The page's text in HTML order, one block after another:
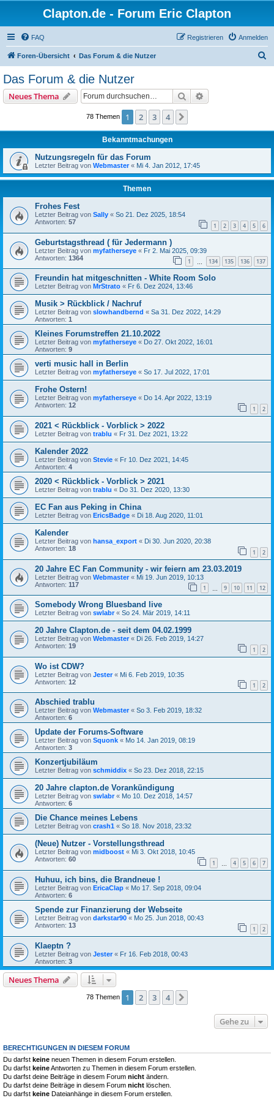
Clapton.de - Forum Eric Clapton
FAQ Anmelden
Registrieren
Foren-Übersicht Das Forum & die Nutzer
Das Forum & die Nutzer
Neues Thema Suche
78 Themen 1 2 3 4
Bekanntmachungen
Nutzungsregeln für das Forum
Letzter Beitrag von Webmaster« Mi 4. Jan 2012, 17:45
Themen
Frohes Fest
Letzter Beitrag von Sally « So 21. Dez 2025, 18:54
Antworten: 57 1 2 3 4 5 6
Geburtstagsthread ( für Jedermann )
Letzter Beitrag von myfatherseye « Fr 2. Mai 2025, 09:39
Antworten: 1364 1 134 135 136 137
Freundin hat mitgeschnitten - White Room Solo
Letzter Beitrag von MrStrato « Fr 6. Dez 2024, 13:46
Musik > Rückblick / Nachruf
Letzter Beitrag von slowhandbernd « Sa 31. Dez 2022, 14:29
Antworten: 1
Kleines Forumstreffen 21.10.2022
Letzter Beitrag von myfatherseye « Do 27. Okt 2022, 16:01
Antworten: 9
verti music hall in Berlin
Letzter Beitrag von myfatherseye « So 17. Jul 2022, 17:01
Frohe Ostern!
Letzter Beitrag von myfatherseye « Do 14. Apr 2022, 13:19
Antworten: 12 1 2
2021 < Rückblick - Vorblick > 2022
Letzter Beitrag von trablu « Fr 31. Dez 2021, 13:22
Kalender 2022
Letzter Beitrag von Stevie « Fr 10. Dez 2021, 14:45
Antworten: 4
2020 < Rückblick - Vorblick > 2021
Letzter Beitrag von trablu « Do 31. Dez 2020, 13:30
EC Fan aus Peking in China
Letzter Beitrag von EricsBadge « Di 18. Aug 2020, 11:01
Kalender
Letzter Beitrag von hansa_export « Di 30. Jun 2020, 20:38
Antworten: 18 1 2
20 Jahre EC Fan Community - wir feiern am 23.03.2019
Letzter Beitrag von Webmaster « Mi 19. Jun 2019, 10:13
Antworten: 117 1 9 10 11 12
Somebody Wrong Bluesband live
Letzter Beitrag von swlabr« So 24. Mär 2019, 14:11
20 Jahre Clapton.de - seit dem 04.02.1999
Letzter Beitrag von Webmaster « Di 26. Feb 2019, 14:27
Antworten: 19 1 2
Wo ist CDW?
Letzter Beitrag von Jester« Mi 6. Feb 2019, 10:35
Antworten: 12 1 2
Abschied trablu
Letzter Beitrag von Webmaster « So 3. Feb 2019, 18:32
Antworten: 6
Update der Forums-Software
Letzter Beitrag von Squonk « Mo 14. Jan 2019, 08:19
Antworten: 3
Konzertjubiläum
Letzter Beitrag von schmiddix « So 23. Dez 2018, 22:15
20 Jahre clapton.de Vorankündigung
Letzter Beitrag von swlabr« Mo 10. Dez 2018, 14:57
Antworten: 6
Die Chance meines Lebens
Letzter Beitrag von crash1 « So 18. Nov 2018, 23:32
(Neue) Nutzer - Vorstellungsthread
Letzter Beitrag von midboost « Mi 3. Okt 2018, 10:45
Antworten: 60 1 4 5 6 7
Huhuu, ich bins, die Brandneue !
Letzter Beitrag von EricaClap « Mo 17. Sep 2018, 09:04
Antworten: 6
Spende zur Finanzierung der Webseite
Letzter Beitrag von darkstar90 « Mo 25. Jun 2018, 00:43
Antworten: 13 1 2
Klaeptn ?
Letzter Beitrag von Jester « Fr 16. Feb 2018, 00:43
Antworten: 3
Neues Thema
78 Themen 1 2 3 4
Gehe zu
BERECHTIGUNGEN IN DIESEM FORUM
Du darfst keine neuen Themen in diesem Forum erstellen.
Du darfst keineAntworten zu Themen in diesem Forum erstellen.
Du darfst deine Beiträge in diesem Forum nicht ändern.
Du darfst deine Beiträge in diesem Forum nicht löschen.
Du darfst keine Dateianhänge in diesem Forum erstellen.